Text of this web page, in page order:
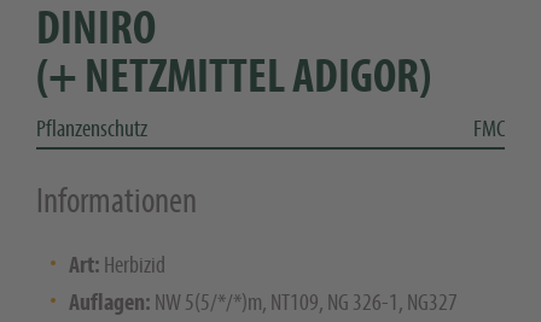
DINIRO
(+ NETZMITTEL ADIGOR)
Pflanzenschutz FMC
Informationen
Art: Herbizid
Auflagen: NW 5(5/*/*)m, NT109, NG 326-1, NG327